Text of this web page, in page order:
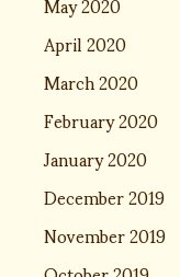
April 2020
March 2020
February 2020
January 2020
December 2019
November 2019